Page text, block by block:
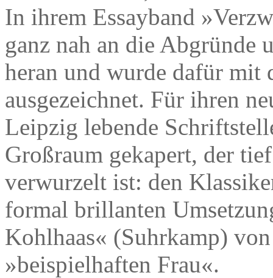
In ihrem Essayband
ganz nah an die Abgründe
heran und wurde dafür mit
ausgezeichnet. Für ihren
Leipzig lebende
Großraum gekapert, der
verwurzelt ist: den
formal brillanten
Kohlhaas« (Suhrkamp)
»beispielhaften Frau«.